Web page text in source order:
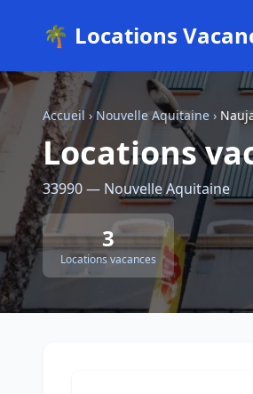
🌴 Locations
Accueil › Nouvelle Aquitaine ›
Locations
33990 — Nouvelle Aquitaine
3
Locations vacances